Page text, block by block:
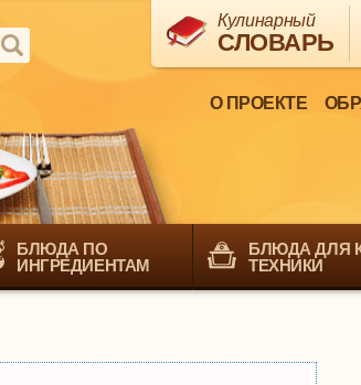
Кулинарный
СЛОВАРЬ
О ПРОЕКТЕ
БЛЮДА ПО
ИНГРЕДИЕНТАМ
БЛЮДА ДЛЯ
ТЕХНИКИ